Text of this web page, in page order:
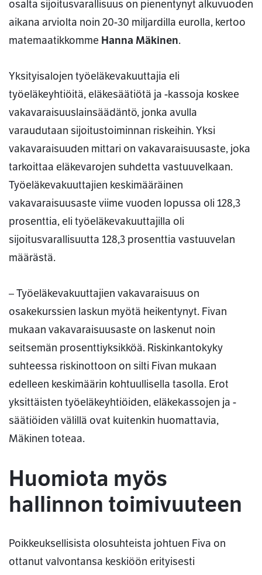
osalta sijoitusvarallisuus on pienentynyt alkuvuoden
aikana arviolta noin 20-30 miljardilla eurolla, kertoo
matemaatikkomme Hanna Mäkinen.
Yksityisalojen työeläkevakuuttajia eli
työeläkeyhtiöitä, eläkesäätiötä ja -kassoja koskee
vakavaraisuuslainsäädäntö, jonka avulla
varaudutaan sijoitustoiminnan riskeihin. Yksi
vakavaraisuuden mittari on vakavaraisuusaste, joka
tarkoittaa eläkevarojen suhdetta vastuuvelkaan.
Työeläkevakuuttajien keskimääräinen
vakavaraisuusaste viime vuoden lopussa oli 128,3
prosenttia, eli työeläkevakuuttajilla oli
sijoitusvarallisuutta 128,3 prosenttia vastuuvelan
määrästä.
– Työeläkevakuuttajien vakavaraisuus on
osakekurssien laskun myötä heikentynyt. Fivan
mukaan vakavaraisuusaste on laskenut noin
seitsemän prosenttiyksikköä. Riskinkantokyky
suhteessa riskinottoon on silti Fivan mukaan
edelleen keskimäärin kohtuullisella tasolla. Erot
yksittäisten työeläkeyhtiöiden, eläkekassojen ja -
säätiöiden välillä ovat kuitenkin huomattavia,
Mäkinen toteaa.
Huomiota myös
hallinnon toimivuuteen
Poikkeuksellisista olosuhteista johtuen Fiva on
ottanut valvontansa keskiöön erityisesti